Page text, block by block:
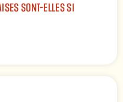
SONT-ELLES SI